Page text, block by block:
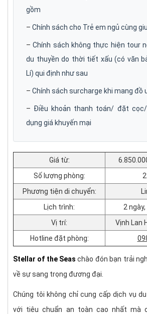
gồm
– Chính sách cho Trẻ em ngủ cùng
–Chính sách không thực hiện tour
du thuyền do thời tiết xấu (có văn
Lí) qui định như sau
– Chính sách surcharge khi mang đồ
– Điều khoản thanh toán/ đặt
dụng giá khuyến mại
✼Lịch trình Du Thuyền Stellar of the
Các hạng phòng của Du Thuyền
Tiện nghi chung của các hạng
–Phòng Junior Suite
Phòng Senior Suite
–Phòng Executive Suite
–Phòng President Suite
Giá từ:
Số lượng phòng:
Phương tiện di chuyển:
Lịch trình:
2
Vị trí:
Vịnh Lan
Hotline đặt phòng:
Stellar of the Seas chào đón bạn trải
về sự sang trọng đương đại.
Chúng tôi không chỉ cung cấp dịch vụ
với tiêu chuẩn an toàn cao nhất mà